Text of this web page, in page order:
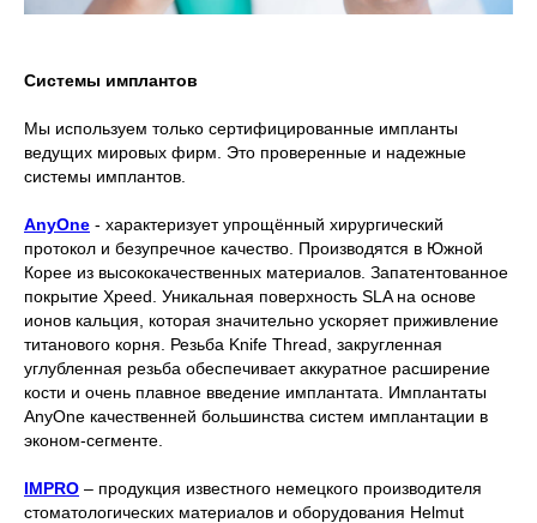
Системы имплантов
Мы используем только сертифицированные импланты
ведущих мировых фирм. Это проверенные и надежные
системы имплантов.
AnyOne - характеризует упрощённый хирургический
протокол и безупречное качество. Производятся в Южной
Корее из высококачественных материалов. Запатентованное
покрытие Xpeed. Уникальная поверхность SLA на основе
ионов кальция, которая значительно ускоряет приживление
титанового корня. Резьба Knife Thread, закругленная
углубленная резьба обеспечивает аккуратное расширение
кости и очень плавное введение имплантата. Имплантаты
AnyOne качественней большинства систем имплантации в
эконом-сегменте.
IMPRO – продукция известного немецкого производителя
стоматологических материалов и оборудования Helmut